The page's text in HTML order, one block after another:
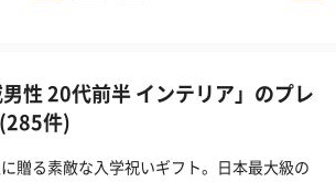
男性 20代前半 インテリア」のプレ
件)
贈る素敵な入学祝いギフト。日本最大級の